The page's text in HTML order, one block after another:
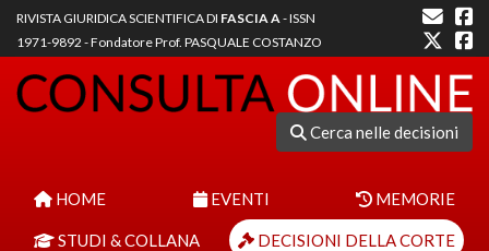
RIVISTA GIURIDICA SCIENTIFICA DI FASCIA A- ISSN
1971-9892 - Fondatore Prof. PASQUALE COSTANZO
Cerca nelle decisioni
HOME EVENTI MEMORIE
STUDI & COLLANA DECISIONI DELLA CORTE